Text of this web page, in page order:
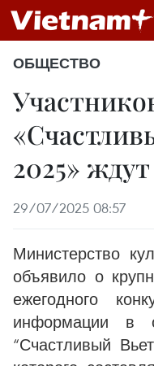
ОБЩЕСТВО
2025»
29/07/2025 08:57
Министерство
объявило о
ежегодного
информации в
“Счастливый